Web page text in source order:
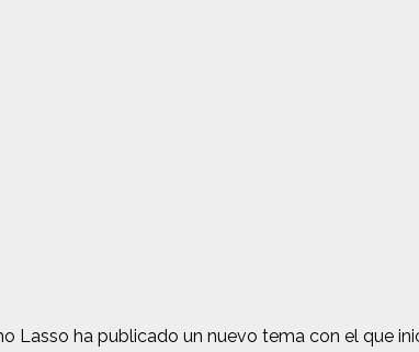
ha publicado un nuevo tema con el que